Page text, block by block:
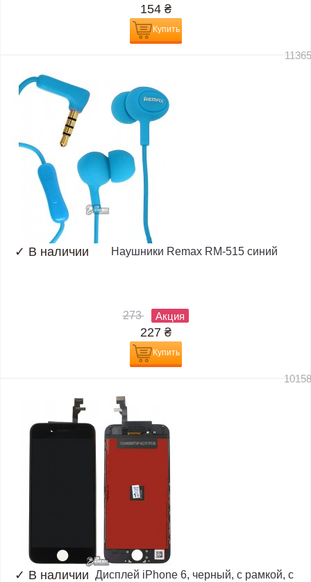
154 ₴
Купить
✓ В наличии Наушники Remax RM-515 синий
273 Акция
227 ₴
Купить
✓ В наличии Дисплей iPhone 6, черный, с рамкой, с